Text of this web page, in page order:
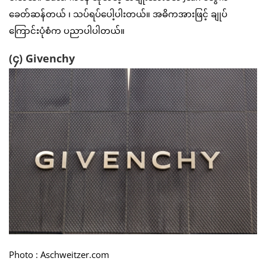
ခေတ်ဆန်တယ် ၊ သပ်ရပ်ပေါ့ပါးတယ်။ အဓိကအားဖြင့် ချုပ်
ကြောင်းပုံစံက ပညာပါပါတယ်။
(၄) Givenchy
Photo : Aschweitzer.com